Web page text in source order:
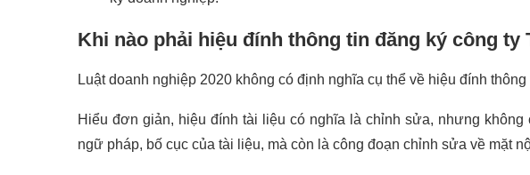
Khi nào phải hiệu đính thông tin đăng ký công ty
Luật doanh nghiệp 2020 không có định nghĩa cụ thể về hiệu đính thông
Hiểu đơn giản, hiệu đính tài liệu có nghĩa là chỉnh sửa, nhưng
ngữ pháp, bố cục của tài liệu, mà còn là công đoạn chỉnh sửa về mặt